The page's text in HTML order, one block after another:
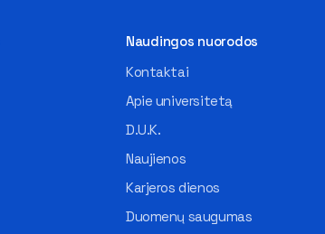
Naudingos nuorodos
Kontaktai
Apie universitetą
D.U.K.
Naujienos
Karjeros dienos
Duomenų saugumas